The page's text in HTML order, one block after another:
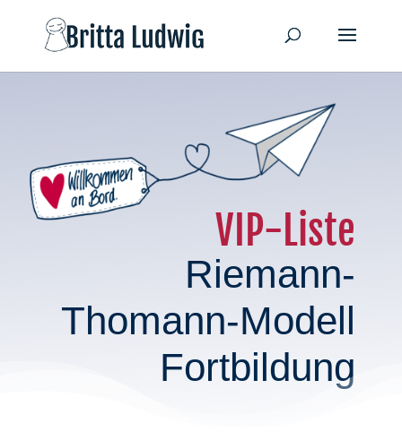
VIP-Liste
Riemann-
Thomann-Modell
Fortbildung